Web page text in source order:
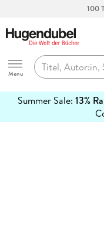
100
Hugendubel
Menu
Summer Sale: 13%
erfahren